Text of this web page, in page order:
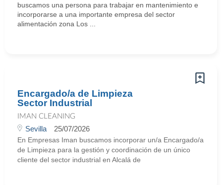
buscamos una persona para trabajar en mantenimiento e
incorporarse a una importante empresa del sector
alimentación zona Los ...
Encargado/a de Limpieza
Sector Industrial
IMAN CLEANING
Sevilla 25/07/2026
En Empresas Iman buscamos incorporar un/a Encargado/a
de Limpieza para la gestión y coordinación de un único
cliente del sector industrial en Alcalá de